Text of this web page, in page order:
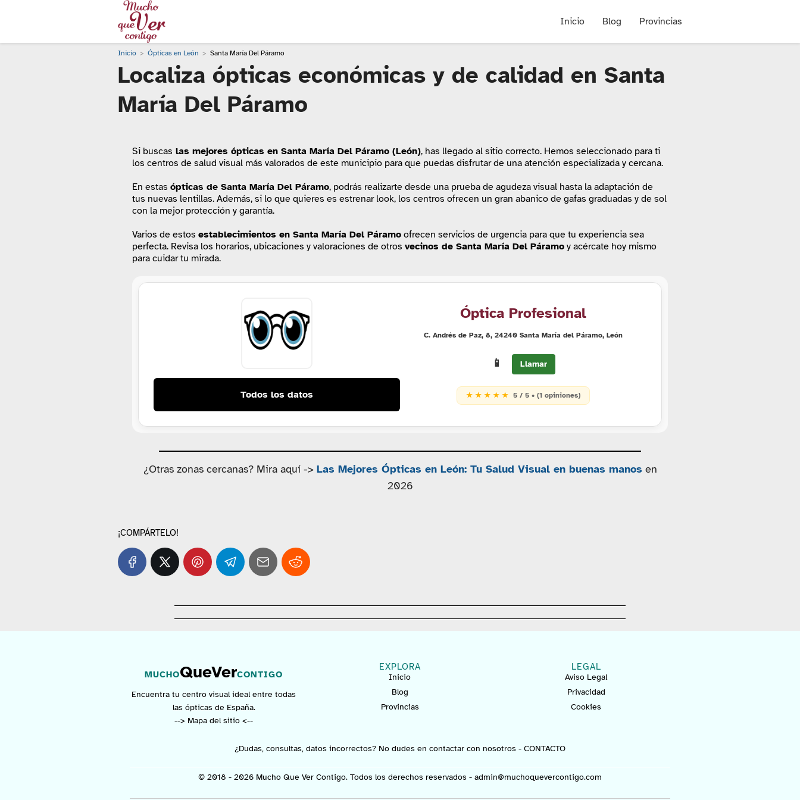
Inicio Blog Provincias
Inicio Ópticas en León Santa María Del Páramo
Localiza ópticas económicas y de calidad en Santa
María Del Páramo
Si buscas las mejores ópticas en Santa María Del Páramo (León), has llegado al sitio correcto. Hemos seleccionado para ti
los centros de salud visual más valorados de este municipio para que puedas disfrutar de una atención especializada y cercana.
En estas ópticas de Santa María Del Páramo, podrás realizarte desde una prueba de agudeza visual hasta la adaptación de
tus nuevas lentillas. Además, si lo que quieres es estrenar look, los centros ofrecen un gran abanico de gafas graduadas y de sol
con la mejor protección y garantía.
Varios de estos establecimientos en Santa María Del Páramo ofrecen servicios de urgencia para que tu experiencia sea
perfecta. Revisa los horarios, ubicaciones y valoraciones de otros vecinos de Santa María Del Páramo y acércate hoy mismo
para cuidar tu mirada.
Todos los datos
Óptica Profesional
C. Andrés de Paz, 8, 24240 Santa María del Páramo, León
📱 Llamar
★ ★ ★ ★ ★ 5 / 5 • (1 opiniones)
¿Otras zonas cercanas? Mira aquí -> Las Mejores Ópticas en León: Tu Salud Visual en buenas manos en
2026
¡COMPÁRTELO!
MUCHOQueVerCONTIGO
Encuentra tu centro visual ideal entre todas
las ópticas de España.
--> Mapa del sitio <--
EXPLORA
Inicio
Blog
Provincias
LEGAL
Aviso Legal
Privacidad
Cookies
¿Dudas, consultas, datos incorrectos? No dudes en contactar con nosotros - CONTACTO
© 2018 - 2026 Mucho Que Ver Contigo. Todos los derechos reservados - admin@muchoquevercontigo.com